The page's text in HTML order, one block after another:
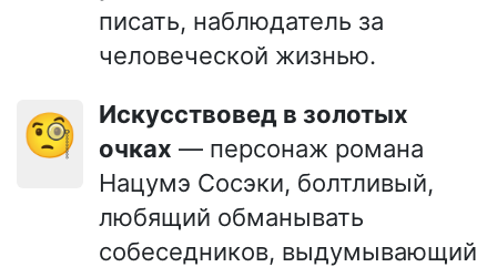
писать, наблюдатель за
человеческой жизнью.
🧐
Искусствовед в золотых
очках — персонаж романа
Нацумэ Сосэки, болтливый,
любящий обманывать
собеседников, выдумывающий